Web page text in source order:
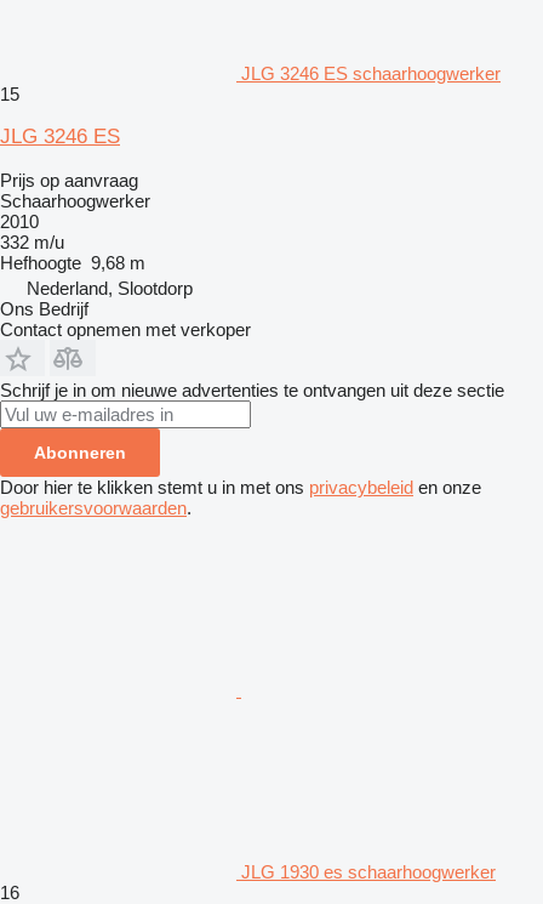
JLG 3246 ES schaarhoogwerker
15
JLG 3246 ES
Prijs op aanvraag
Schaarhoogwerker
2010
332 m/u
Hefhoogte 9,68 m
Nederland, Slootdorp
Ons Bedrijf
Contact opnemen met verkoper
Schrijf je in om nieuwe advertenties te ontvangen uit deze sectie
Abonneren
Door hier te klikken stemt u in met ons privacybeleid en onze
gebruikersvoorwaarden.
JLG 1930 es schaarhoogwerker
16